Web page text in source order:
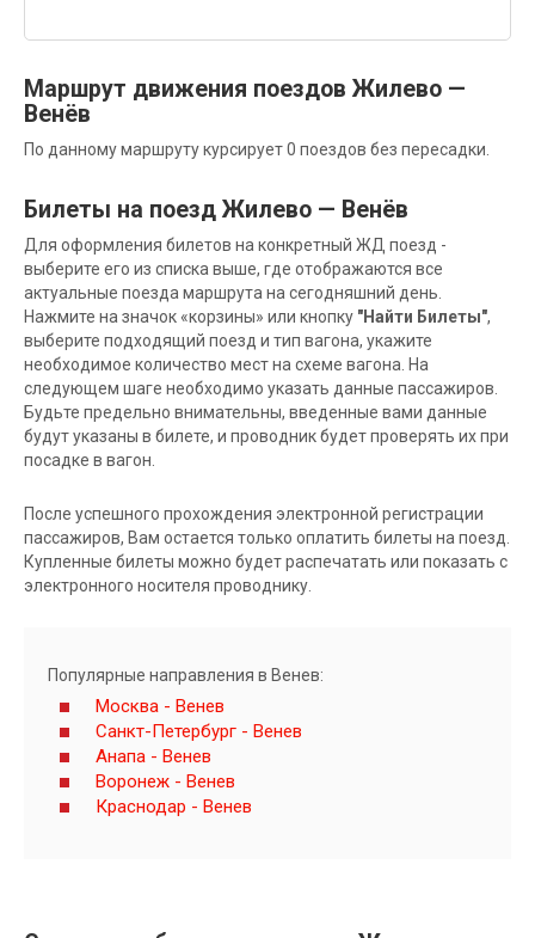
Маршрут движения поездов Жилево —
Венёв
По данному маршруту курсирует 0 поездов без пересадки.
Билеты на поезд Жилево — Венёв
Для оформления билетов на конкретный ЖД поезд -
выберите его из списка выше, где отображаются все
актуальные поезда маршрута на сегодняшний день.
Нажмите на значок «корзины» или кнопку "Найти Билеты",
выберите подходящий поезд и тип вагона, укажите
необходимое количество мест на схеме вагона. На
следующем шаге необходимо указать данные пассажиров.
Будьте предельно внимательны, введенные вами данные
будут указаны в билете, и проводник будет проверять их при
посадке в вагон.
После успешного прохождения электронной регистрации
пассажиров, Вам остается только оплатить билеты на поезд.
Купленные билеты можно будет распечатать или показать с
электронного носителя проводнику.
Популярные направления в Венев:
Москва - Венев
Санкт-Петербург - Венев
Анапа - Венев
Воронеж - Венев
Краснодар - Венев